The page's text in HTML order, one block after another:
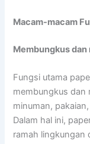
Macam-macam
Membungkus
Fungsi utama
membungkus dan
minuman,
Dalam hal ini,
ramah lingkungan